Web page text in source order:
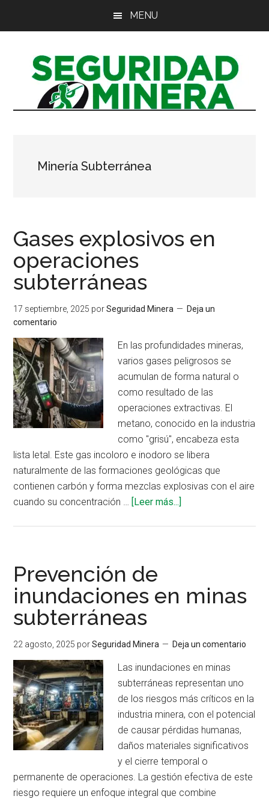
principal
MENU
Minería Subterránea
Gases explosivos en
operaciones
subterráneas
17 septiembre, 2025 porSeguridad Minera
Deja un
comentario
En las profundidades mineras,
varios gases peligrosos se
acumulan de forma natural o
como resultado de las
operaciones extractivas. El
metano, conocido en la industria
como "grisú", encabeza esta
lista letal. Este gas incoloro e inodoro se libera
naturalmente de las formaciones geológicas que
contienen carbón y forma mezclas explosivas con el aire
cuando su concentración … [Leer más...]
subterráneas
Prevención de
inundaciones en minas
subterráneas
22 agosto, 2025 porSeguridad Minera Deja un comentario
Las inundaciones en minas
subterráneas representan uno
de los riesgos más críticos en la
industria minera, con el potencial
de causar pérdidas humanas,
daños materiales significativos
y el cierre temporal o
permanente de operaciones. La gestión efectiva de este
riesgo requiere un enfoque integral que combine